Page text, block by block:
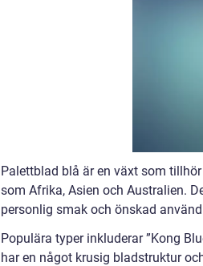
Palettblad blå är en växt som
som Afrika, Asien och Australien.
personlig smak och önskad
Populära typer inkluderar ”Kong
har en något krusig bladstruktur